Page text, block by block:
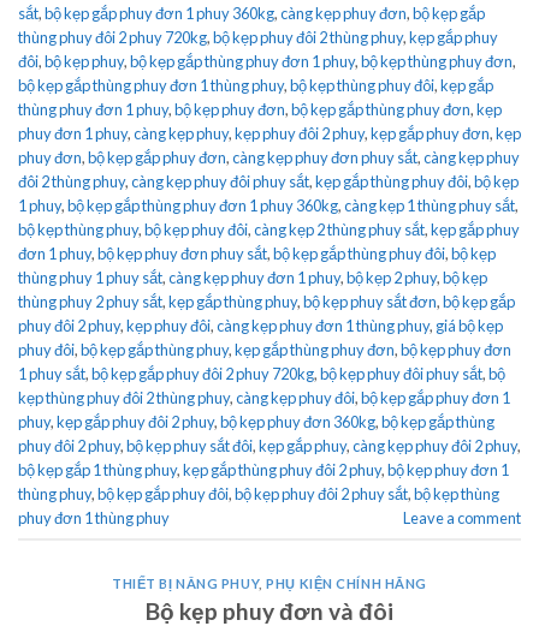
sắt,bộ kẹp gắp phuy đơn 1 phuy 360kg,càng kẹp phuy đơn,bộ kẹp gắp
thùng phuy đôi 2 phuy 720kg,bộ kẹp phuy đôi 2 thùng phuy,kẹp gắp phuy
đôi,bộ kẹp phuy,bộ kẹp gắp thùng phuy đơn 1 phuy,bộ kẹp thùng phuy đơn,
bộ kẹp gắp thùng phuy đơn 1 thùng phuy,bộ kẹp thùng phuy đôi,kẹp gắp
thùng phuy đơn 1 phuy,bộ kẹp phuy đơn,bộ kẹp gắp thùng phuy đơn,kẹp
phuy đơn 1 phuy,càng kẹp phuy,kẹp phuy đôi 2 phuy,kẹp gắp phuy đơn,kẹp
phuy đơn,bộ kẹp gắp phuy đơn,càng kẹp phuy đơn phuy sắt,càng kẹp phuy
đôi 2 thùng phuy,càng kẹp phuy đôi phuy sắt,kẹp gắp thùng phuy đôi,bộ kẹp
1 phuy,bộ kẹp gắp thùng phuy đơn 1 phuy 360kg,càng kẹp 1 thùng phuy sắt,
bộ kẹp thùng phuy,bộ kẹp phuy đôi,càng kẹp 2 thùng phuy sắt,kẹp gắp phuy
đơn 1 phuy,bộ kẹp phuy đơn phuy sắt,bộ kẹp gắp thùng phuy đôi,bộ kẹp
thùng phuy 1 phuy sắt,càng kẹp phuy đơn 1 phuy,bộ kẹp 2 phuy,bộ kẹp
thùng phuy 2 phuy sắt,kẹp gắp thùng phuy,bộ kẹp phuy sắt đơn,bộ kẹp gắp
phuy đôi 2 phuy,kẹp phuy đôi,càng kẹp phuy đơn 1 thùng phuy, giá bộ kẹp
phuy đôi,bộ kẹp gắp thùng phuy,kẹp gắp thùng phuy đơn,bộ kẹp phuy đơn
1 phuy sắt,bộ kẹp gắp phuy đôi 2 phuy 720kg,bộ kẹp phuy đôi phuy sắt,bộ
kẹp thùng phuy đôi 2 thùng phuy,càng kẹp phuy đôi,bộ kẹp gắp phuy đơn 1
phuy,kẹp gắp phuy đôi 2 phuy,bộ kẹp phuy đơn 360kg,bộ kẹp gắp thùng
phuy đôi 2 phuy,bộ kẹp phuy sắt đôi,kẹp gắp phuy,càng kẹp phuy đôi 2 phuy,
bộ kẹp gắp 1 thùng phuy,kẹp gắp thùng phuy đôi 2 phuy,bộ kẹp phuy đơn 1
thùng phuy,bộ kẹp gắp phuy đôi,bộ kẹp phuy đôi 2 phuy sắt,bộ kẹp thùng
phuy đơn 1 thùng phuy
Leave a comment
THIẾT BỊ NÂNG PHUY,PHỤ KIỆN CHÍNH HÃNG
Bộ kẹp phuy đơn và đôi